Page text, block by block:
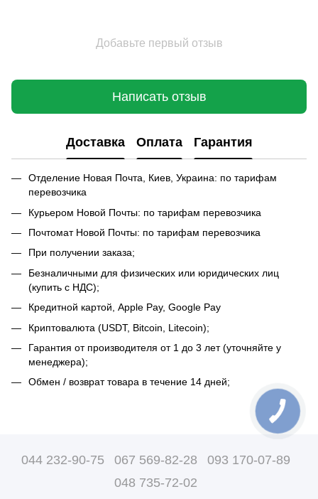
Добавьте первый отзыв
Написать отзыв
Доставка Оплата Гарантия
Отделение Новая Почта, Киев, Украина: по тарифам
перевозчика
Курьером Новой Почты: по тарифам перевозчика
Почтомат Новой Почты: по тарифам перевозчика
При получении заказа;
Безналичными для физических или юридических лиц
(купить с НДС);
Кредитной картой, Apple Pay, Google Pay
Криптовалюта (USDT, Bitcoin, Litecoin);
Гарантия от производителя от 1 до 3 лет (уточняйте у
менеджера);
Обмен / возврат товара в течение 14 дней;
044 232-90-75 067 569-82-28
093 170-07-89
048 735-72-02